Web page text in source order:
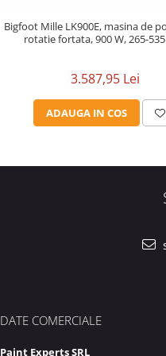
Bigfoot Mille LK900E, masina de
rotatie fortata, 900 W, 265-
3.587,95 Lei
ADAUGA IN COS
DATE COMERCIALE
Paint Experts SRL